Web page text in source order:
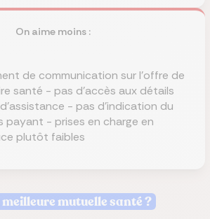
On aime moins :
de communication sur l'offre de
santé - pas d'accès aux détails
- pas d'indication du
payant - prises en charge en
plutôt faibles
mutuelle santé ?